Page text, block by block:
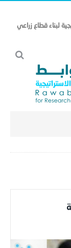
لبناء قطاع زراعي